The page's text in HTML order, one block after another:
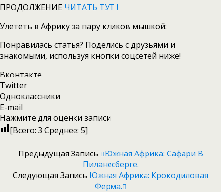
ПРОДОЛЖЕНИЕ ЧИТАТЬ ТУТ !
Улететь в Африку за пару кликов мышкой:
Понравилась статья? Поделись с друзьями и
знакомыми, используя кнопки соцсетей ниже!
Вконтакте
Twitter
Одноклассники
E-mail
Нажмите для оценки записи
[Всего: 3 Среднее: 5]
Предыдущая Запись
Южная Африка: Сафари В
Пиланесберге.
Следующая Запись Южная Африка: Крокодиловая
Ферма.